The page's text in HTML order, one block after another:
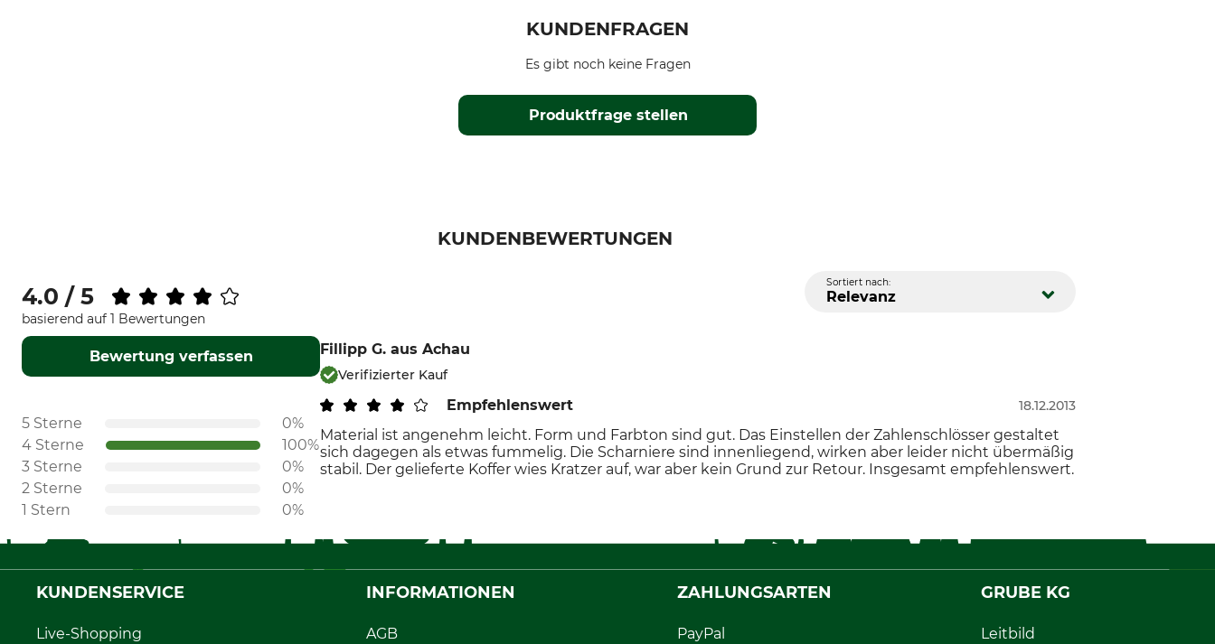
KUNDENFRAGEN
Produktfrage stellen
Es gibt noch keine Fragen
KUNDENBEWERTUNGEN
4.0 / 5
basierend auf 1 Bewertungen
Bewertung verfassen
5 Sterne
0%
4 Sterne
100%
3 Sterne
0%
2 Sterne
0%
1 Stern
0%
Sortiert nach:
Relevanz
Fillipp G. aus Achau
Verifizierter Kauf
Empfehlenswert 18.12.2013
Material ist angenehm leicht. Form und Farbton sind gut. Das Einstellen der Zahlenschlösser gestaltet
sich dagegen als etwas fummelig. Die Scharniere sind innenliegend, wirken aber leider nicht übermäßig
stabil. Der gelieferte Koffer wies Kratzer auf, war aber kein Grund zur Retour. Insgesamt empfehlenswert.
KUNDENSERVICE
Live-Shopping
INFORMATIONEN
AGB
ZAHLUNGSARTEN
PayPal
GRUBE KG
Leitbild